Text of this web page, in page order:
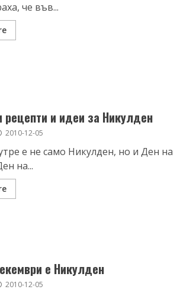
че във...
рецепти и идеи за Никулден
2010-12-05
е не само Никулден, но и Ден на
на...
е Никулден
2010-12-05